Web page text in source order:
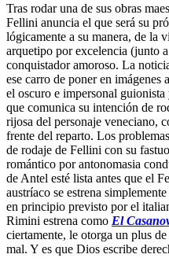
Tras rodar una de sus obras
Fellini anuncia el que será su
lógicamente a su manera, de la
arquetipo por excelencia (junto
conquistador amoroso. La
ese carro de poner en imágenes
el oscuro e impersonal
que comunica su intención de
rijosa del personaje veneciano,
frente del reparto. Los
de rodaje de Fellini con su
romántico por antonomasia
de Antel esté lista antes que el
austríaco se estrena
en principio previsto por el
Rimini estrena como El
ciertamente, le otorga un plus
mal. Y es que Dios escribe